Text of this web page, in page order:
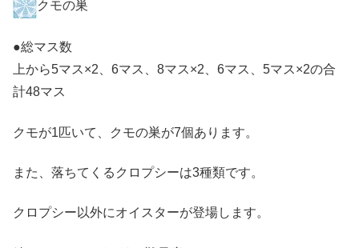
クモの巣
●総マス数
上から5マス×2、6マス、8マス×2、6マス、5マス×2の合
計48マス
クモが1匹いて、クモの巣が7個あります。
また、落ちてくるクロプシーは3種類です。
クロプシー以外にオイスターが登場します。